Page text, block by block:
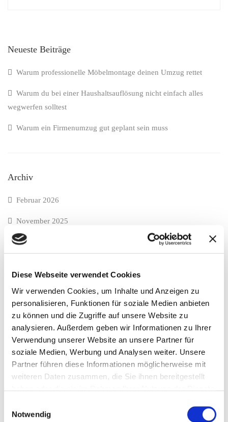
Diese Webseite verwendet Cookies
Wir verwenden Cookies, um Inhalte und Anzeigen zu
personalisieren, Funktionen für soziale Medien anbieten
zu können und die Zugriffe auf unsere Website zu
analysieren. Außerdem geben wir Informationen zu Ihrer
Verwendung unserer Website an unsere Partner für
soziale Medien, Werbung und Analysen weiter. Unsere
Partner führen diese Informationen möglicherweise mit
weiteren Daten zusammen, die Sie ihnen bereitgestellt
Notwendig
Neueste Beiträge
Warum professionelle Möbelmontage deinen Umzug rettet
Warum du bei einer Haushaltsauflösung nicht einfach alles
wegwerfen solltest
Warum ein Firmenumzug gut geplant sein muss
Archiv
Februar 2026
November 2025
September 2025
März 2025